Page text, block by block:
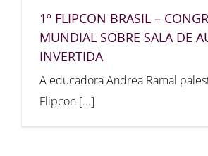
1º FLIPCON BRASIL –
MUNDIAL SOBRE SALA DE
INVERTIDA
A educadora Andrea Ramal
Flipcon [...]